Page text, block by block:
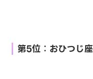
第5位：おひつじ座